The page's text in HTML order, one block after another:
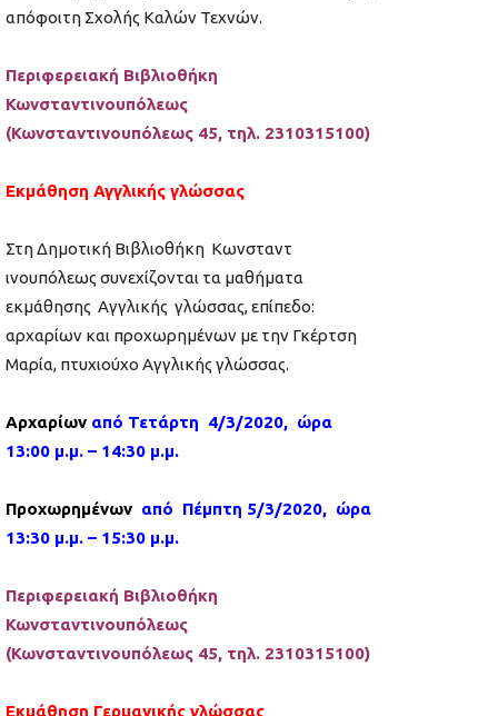
απόφοιτη Σχολής Καλών Τεχνών.
Περιφερειακή Βιβλιοθήκη
Κωνσταντινουπόλεως
(Κωνσταντινουπόλεως 45, τηλ. 2310315100)
Εκμάθηση Αγγλικής γλώσσας
Στη Δημοτική Βιβλιοθήκη Κωνσταντ
ινουπόλεως συνεχίζονται τα μαθήματα
εκμάθησης Αγγλικής γλώσσας, επίπεδο:
αρχαρίων και προχωρημένων με την Γκέρτση
Μαρία, πτυχιούχο Αγγλικής γλώσσας.
Αρχαρίων από Τετάρτη 4/3/2020, ώρα
13:00 μ.μ. – 14:30 μ.μ.
Προχωρημένων από Πέμπτη 5/3/2020, ώρα
13:30 μ.μ. – 15:30 μ.μ.
Περιφερειακή Βιβλιοθήκη
Κωνσταντινουπόλεως
(Κωνσταντινουπόλεως 45, τηλ. 2310315100)
Εκμάθηση Γερμανικής γλώσσας